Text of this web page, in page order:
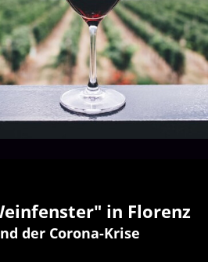
in Florenz
der Corona-Krise